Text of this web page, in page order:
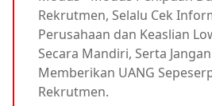
Rekrutmen, Selalu Cek
Perusahaan dan Keaslian
Secara Mandiri, Serta
Memberikan UANG
Rekrutmen.